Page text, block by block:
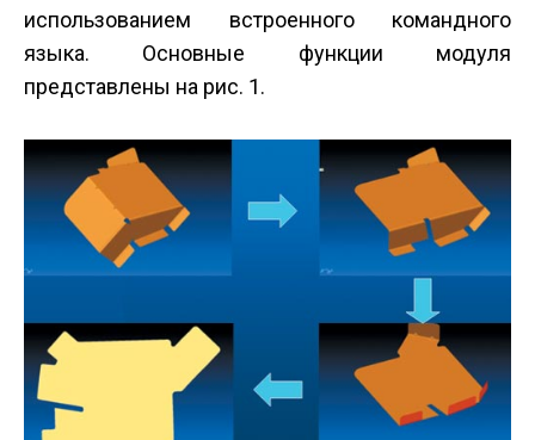
использованием встроенного командного
языка. Основные функции модуля
представлены на рис. 1.